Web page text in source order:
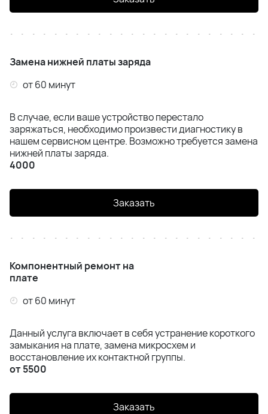
Samsung S26 Ultra(S948)
Samsung Z Flip 5 (F731)
Samsung Z Flip 6 (F741)
Samsung Z Flip 7 (F766)
Samsung Z Fold 4 (F936)
Samsung Z Fold 6 (F956)
Samsung Z Fold 7 (F966)
Замена нижней платы заряда
от 60 минут
В случае, если ваше устройство перестало
заряжаться, необходимо произвести диагностику в
нашем сервисном центре. Возможно требуется замена
нижней платы заряда.
4000
Заказать
Компонентный ремонт на
плате
от 60 минут
Данный услуга включает в себя устранение короткого
замыкания на плате, замена микросхем и
восстановление их контактной группы.
от 5500
Заказать